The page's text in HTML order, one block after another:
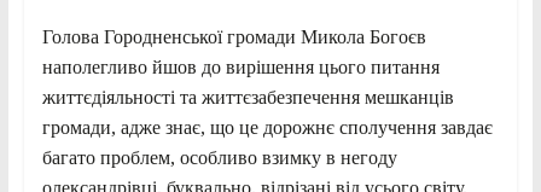
Голова Городненської громади Микола Богоєв
наполегливо йшов до вирішення цього питання
життєдіяльності та життєзабезпечення мешканців
громади, адже знає, що це дорожнє сполучення завдає
багато проблем, особливо взимку в негоду
олександрівці, буквально, відрізані від усього світу.